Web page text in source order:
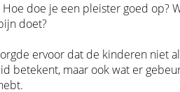
Hoe doe je een pleister goed op?
doet?
ervoor dat de kinderen niet
betekent, maar ook wat er